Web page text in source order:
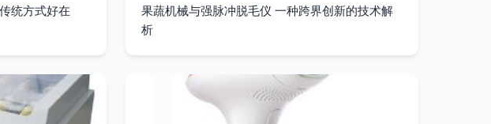
统方式好在
果蔬机械与强脉冲脱毛仪 一种跨界创新的技术解
析